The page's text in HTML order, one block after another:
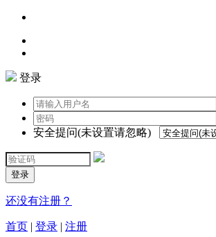
登录
安全提问(未设置请忽略)
登录
还没有注册？
首页 | 登录 | 注册